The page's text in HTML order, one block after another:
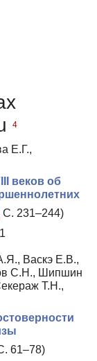
4
Е.Г.,
веков об
С. 231–244)
Васкэ Е.В.,
С.Н., Шипшин
Т.Н.,
61–78)